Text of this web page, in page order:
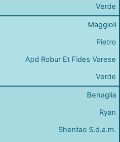
Verde
Maggioli
Pietro
Apd Robur Et Fides Varese
Verde
Benaglia
Ryan
Shentao S.d.a.m.